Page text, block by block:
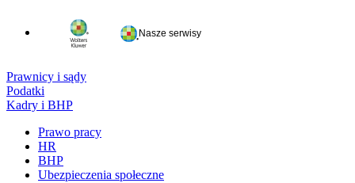
Nasze serwisy
Prawnicy i sądy
Podatki
Kadry i BHP
Prawo pracy
HR
BHP
Ubezpieczenia społeczne